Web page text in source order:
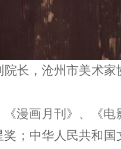
长，沧州市美术
漫画月刊》、《电
；中华人民共和国